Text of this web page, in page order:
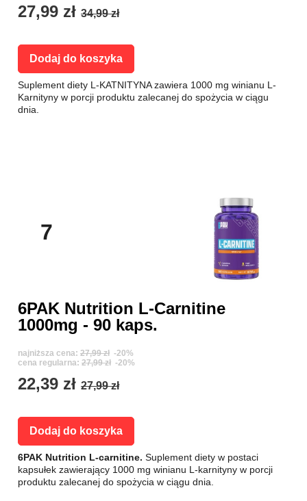
27,99 zł 34,99 zł
Dodaj do koszyka
Suplement diety L-KATNITYNA zawiera 1000 mg winianu L-
Karnityny w porcji produktu zalecanej do spożycia w ciągu
dnia.
7
6PAK Nutrition L-Carnitine
1000mg - 90 kaps.
najniższa cena: 27,99 zł -20%
cena regularna: 27,99 zł -20%
22,39 zł 27,99 zł
Dodaj do koszyka
6PAK Nutrition L-carnitine. Suplement diety w postaci
kapsułek zawierający 1000 mg winianu L-karnityny w porcji
produktu zalecanej do spożycia w ciągu dnia.